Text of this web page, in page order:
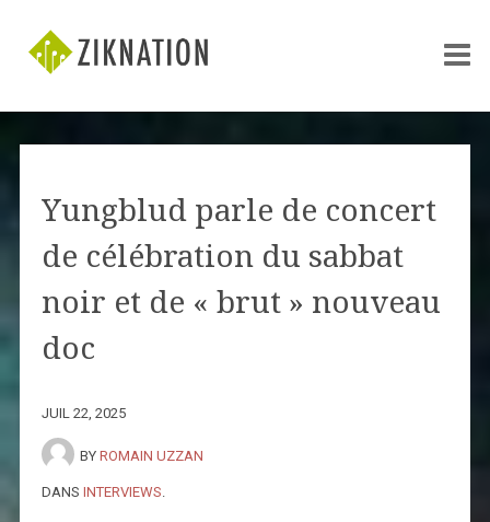
Yungblud parle de concert
de célébration du sabbat
noir et de « brut » nouveau
doc
JUIL 22, 2025
BY ROMAIN UZZAN
DANS INTERVIEWS